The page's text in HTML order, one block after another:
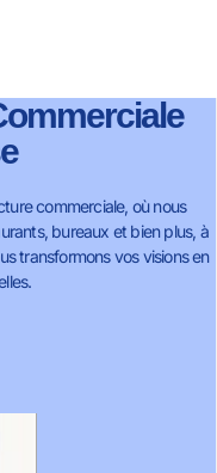
commerciale, où nous
bureaux et bien plus, à
transformons vos visions en